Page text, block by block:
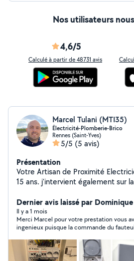
Nos utilisateurs
4,6/5
Calculé à partir de 48731 avis
Marcel Tulani (MTI35)
Électricité-Plomberie-Brico
Rennes (Saint-Yves)
5/5 (5 avis)
Présentation
Votre Artisan de Proximité Electricien / Plombier depuis
15 ans. j'intervient également sur
Ille-et-Villaine sur
Dernier avis laissé par
Il y a 1 mois
Merci Marcel pour votre prestation vous avez été très réactif et
ingenieux puisque la commande du fauteuil de ma mère est
hésitation